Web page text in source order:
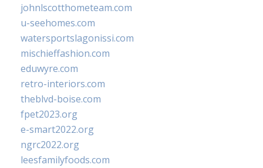
johnlscotthometeam.com
u-seehomes.com
watersportslagonissi.com
mischieffashion.com
eduwyre.com
retro-interiors.com
theblvd-boise.com
fpet2023.org
e-smart2022.org
ngrc2022.org
leesfamilyfoods.com